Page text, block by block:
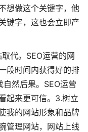
想做这个关键字，他
键字，这也会立即产
代。SEO运营的网
段时间内获得好的排
然后果。SEO运营
起来更可信。3.树立
我的网站形象和品牌
管理网站，网站上线